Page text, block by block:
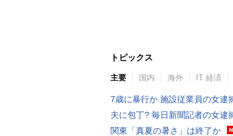
トピックス
主要 国内 海外 IT 経済
7歳に暴行か 施設従業員の女逮
夫に包丁? 毎日新聞記者の女逮
関東「真夏の暑さ」は終了か